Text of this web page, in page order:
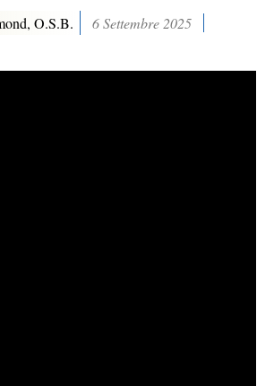
O.S.B. 6 Settembre 2025